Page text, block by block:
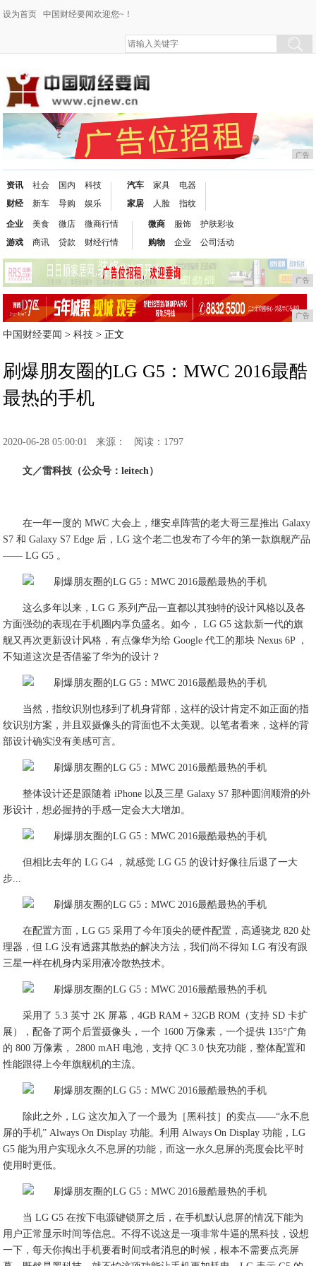
设为首页 中国财经要闻欢迎您~！
广告
资讯
财经
社会
新车
国内
导购
科技
娱乐
汽车
家居
家具
人脸
电器
指纹
企业
游戏
美食
商讯
微店
贷款
微商行情
财经行情
微商
购物
服饰
企业
护肤彩妆
公司活动
广告
广告
中国财经要闻 >科技 > 正文
刷爆朋友圈的LG G5：MWC 2016最酷
最热的手机
2020-06-28 05:00:01 来源： 阅读：1797
文／雷科技（公众号：leitech）
在一年一度的 MWC 大会上，继安卓阵营的老大哥三星推出 Galaxy
S7 和 Galaxy S7 Edge 后，LG 这个老二也发布了今年的第一款旗舰产品
—— LG G5 。
这么多年以来，LG G 系列产品一直都以其独特的设计风格以及各
方面强劲的表现在手机圈内享负盛名。如今， LG G5 这款新一代的旗
舰又再次更新设计风格，有点像华为给 Google 代工的那块 Nexus 6P ，
不知道这次是否借鉴了华为的设计？
当然，指纹识别也移到了机身背部，这样的设计肯定不如正面的指
纹识别方案，并且双摄像头的背面也不太美观。以笔者看来，这样的背
部设计确实没有美感可言。
整体设计还是跟随着 iPhone 以及三星 Galaxy S7 那种圆润顺滑的外
形设计，想必握持的手感一定会大大增加。
但相比去年的 LG G4 ，就感觉 LG G5 的设计好像往后退了一大
步...
在配置方面，LG G5 采用了今年顶尖的硬件配置，高通骁龙 820 处
理器，但 LG 没有透露其散热的解决方法，我们尚不得知 LG 有没有跟
三星一样在机身内采用液冷散热技术。
采用了 5.3 英寸 2K 屏幕，4GB RAM + 32GB ROM（支持 SD 卡扩
展），配备了两个后置摄像头，一个 1600 万像素，一个提供 135°广角
的 800 万像素， 2800 mAH 电池，支持 QC 3.0 快充功能，整体配置和
性能跟得上今年旗舰机的主流。
除此之外，LG 这次加入了一个最为［黑科技］的卖点——“永不息
屏的手机” Always On Display 功能。利用 Always On Display 功能，LG
G5 能为用户实现永久不息屏的功能，而这一永久息屏的亮度会比平时
使用时更低。
当 LG G5 在按下电源键锁屏之后，在手机默认息屏的情况下能为
用户正常显示时间等信息。不得不说这是一项非常牛逼的黑科技，设想
一下，每天你掏出手机要看时间或者消息的时候，根本不需要点亮屏